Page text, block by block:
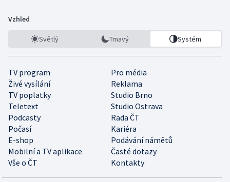
Vzhled
Světlý Tmavý Systém
TV program
Pro média
Živé vysílání
Reklama
TV poplatky
Studio Brno
Teletext
Studio Ostrava
Podcasty
Rada ČT
Počasí
Kariéra
E-shop
Podávání námětů
Mobilní a TV aplikace
Časté dotazy
Vše o ČT
Kontakty